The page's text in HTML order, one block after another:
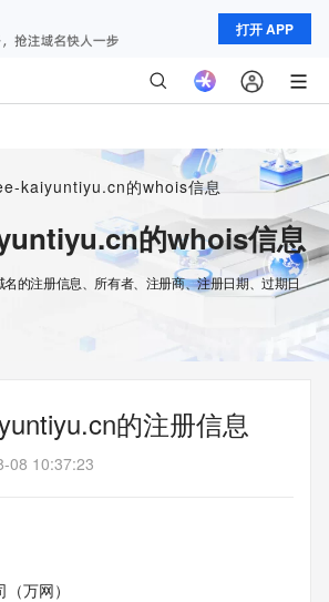
打开 APP
kaiyuntiyu.cn的whois信息
的whois信息
的注册信息、所有者、注册商、注册日期、过期日
的注册信息
08 10:37:23
万网）